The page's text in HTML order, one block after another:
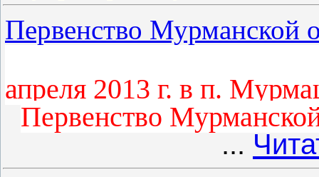
Первенство Мурманской
апреля 2013 г. в п.
Первенство
...